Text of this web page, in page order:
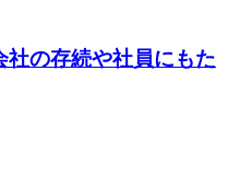
社の存続や社員にもた